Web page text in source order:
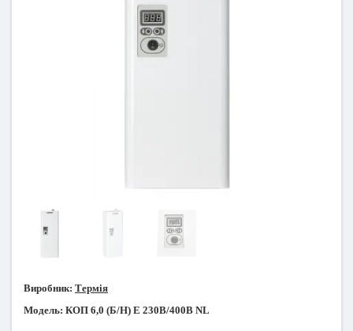
Виробник: Термія
Модель: КОП 6,0 (Б/Н) Е 230В/400В NL